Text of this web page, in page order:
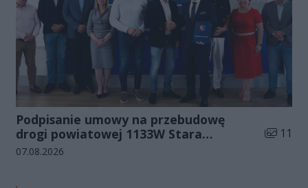
Podpisanie umowy na przebudowę
drogi powiatowej 1133W Stara
Błotnica - Jedlanka (zdjęcia)
Liczba
11
Data dodania galerii:
07.08.2026